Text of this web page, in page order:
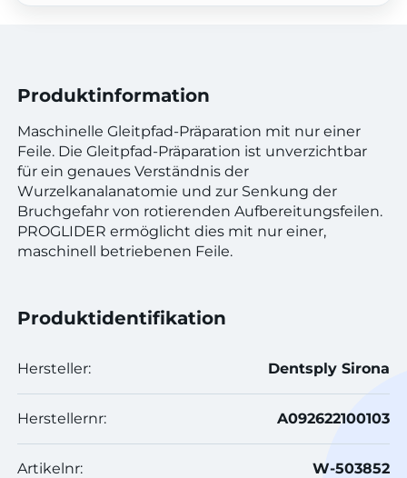
Produktinformation
Maschinelle Gleitpfad-Präparation mit nur einer
Feile. Die Gleitpfad-Präparation ist unverzichtbar
für ein genaues Verständnis der
Wurzelkanalanatomie und zur Senkung der
Bruchgefahr von rotierenden Aufbereitungsfeilen.
PROGLIDER ermöglicht dies mit nur einer,
maschinell betriebenen Feile.
Produktidentifikation
Hersteller: Dentsply Sirona
Herstellernr: A092622100103
Artikelnr: W-503852